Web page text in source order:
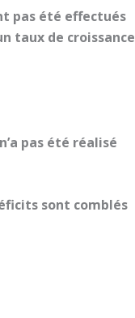
pas été effectués
taux de croissance
pas été réalisé
sont comblés